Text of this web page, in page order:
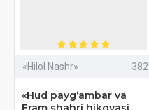
«Hilol Nashr» 382
«Hud payg‘ambar va